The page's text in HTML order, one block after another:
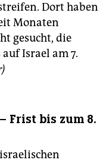
Dort haben
Monaten
gesucht, die
Israel am 7.
Frist bis zum 8.